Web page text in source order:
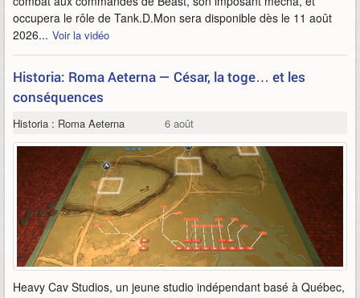
occupera le rôle de Tank.D.Mon sera disponible dès le 11 août
2026... Voir la vidéo
Historia: Roma Aeterna — César, la toge… et les
conséquences
Historia : Roma Aeterna 6 août
Heavy Cav Studios, un jeune studio indépendant basé à Québec,